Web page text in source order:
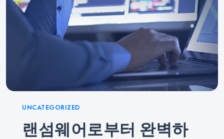
Categories
UNCATEGORIZED
랜섬웨어로부터 완벽하